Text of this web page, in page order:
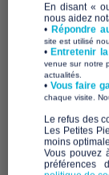
En disant «
nous aidez
• Répondre
site est utilisé
•Entretenir
venue sur notre
actualités.
​• Vous faire
chaque visite.
​Le refus des
Les Petites
moins
Vous pouvez
préférences